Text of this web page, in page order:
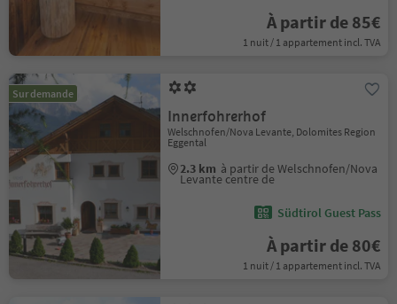
À partir de 85€
1 nuit / 1 appartement incl. TVA
Sur demande
Innerfohrerhof
Welschnofen/Nova Levante, Dolomites Region
Eggental
2.3 km à partir de Welschnofen/Nova
Levante centre de
Südtirol Guest Pass
À partir de 80€
1 nuit / 1 appartement incl. TVA